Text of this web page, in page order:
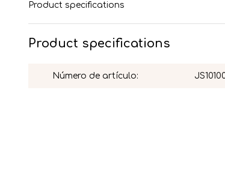
Product specifications
Product specifications
Número de artículo: